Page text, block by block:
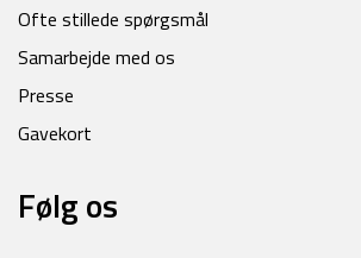
Ofte stillede spørgsmål
Samarbejde med os
Presse
Gavekort
Følg os